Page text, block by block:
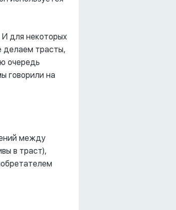
для некоторых
делаем трасты,
очередь
говорили на
между
в траст),